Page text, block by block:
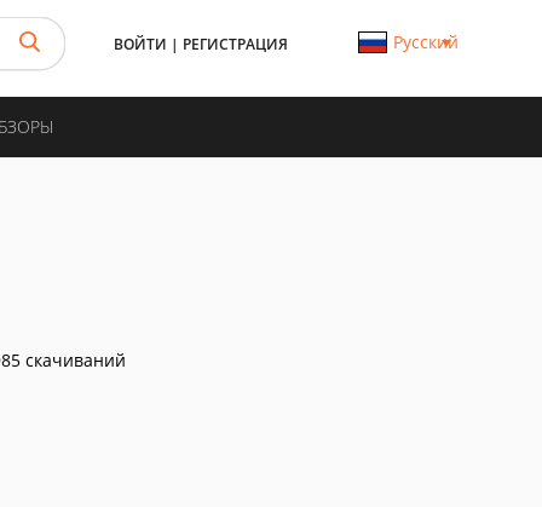
ВОЙТИ | РЕГИСТРАЦИЯ Русский
скачиваний